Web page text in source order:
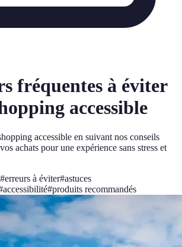
fréquentes à éviter
accessible
accessible en suivant nos conseils
achats pour une expérience sans stress et
#erreurs à éviter#astuces
accessibilité#produits recommandés